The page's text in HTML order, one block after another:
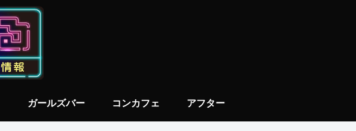
ガールズバー コンカフェ アフター